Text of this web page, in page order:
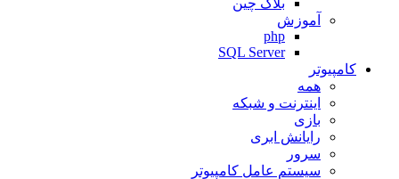
بلاک چین
آموزش
php
SQL Server
کامپیوتر
همه
اینترنت و شبکه
بازی
رایانش ابری
سرور
سیستم عامل کامپیوتر